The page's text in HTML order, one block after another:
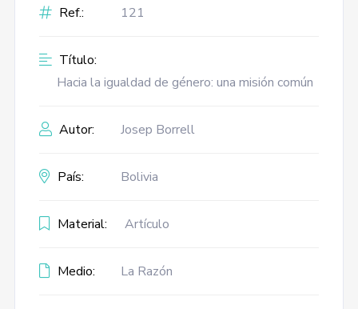
Ref.: 121
Título:
Hacia la igualdad de género: una misión común
Autor: Josep Borrell
País: Bolivia
Material: Artículo
Medio: La Razón